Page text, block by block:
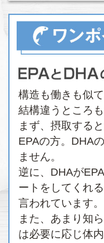
構造も働きも似
結構違うところも
まず、摂取する
EPAの方。DHA
ません。
逆に、DHAが
ートをしてくれ
言われています。
また、あまり知
は必要に応じ体